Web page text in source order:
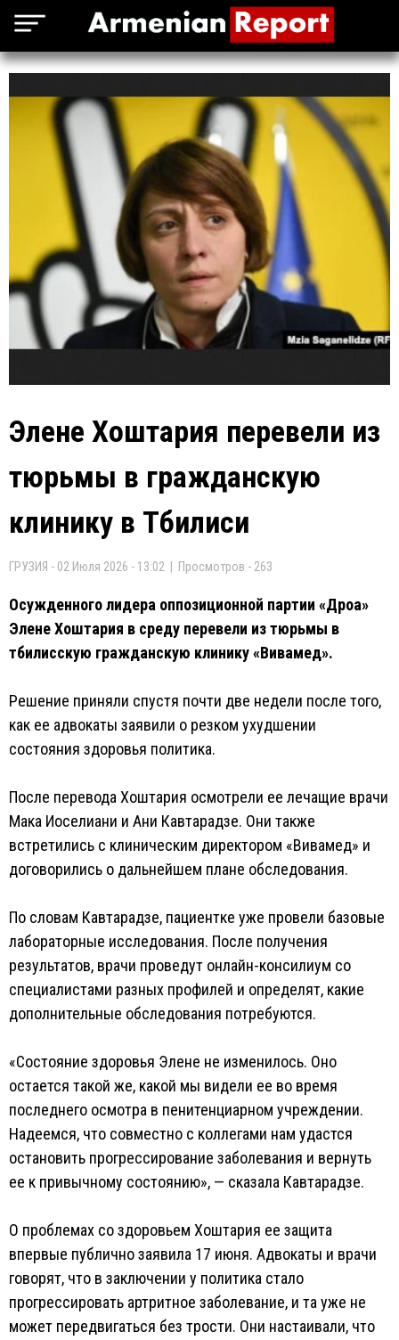
Элене Хоштария перевели из
тюрьмы в гражданскую
клинику в Тбилиси
ГРУЗИЯ - 02 Июля 2026 - 13:02 | Просмотров - 263
Осужденного лидера оппозиционной партии «Дроа»
Элене Хоштария в среду перевели из тюрьмы в
тбилисскую гражданскую клинику «Вивамед».
Решение приняли спустя почти две недели после того,
как ее адвокаты заявили о резком ухудшении
состояния здоровья политика.
После перевода Хоштария осмотрели ее лечащие врачи
Мака Иоселиани и Ани Кавтарадзе. Они также
встретились с клиническим директором «Вивамед» и
договорились о дальнейшем плане обследования.
По словам Кавтарадзе, пациентке уже провели базовые
лабораторные исследования. После получения
результатов, врачи проведут онлайн-консилиум со
специалистами разных профилей и определят, какие
дополнительные обследования потребуются.
«Состояние здоровья Элене не изменилось. Оно
остается такой же, какой мы видели ее во время
последнего осмотра в пенитенциарном учреждении.
Надеемся, что совместно с коллегами нам удастся
остановить прогрессирование заболевания и вернуть
ее к привычному состоянию», — сказала Кавтарадзе.
О проблемах со здоровьем Хоштария ее защита
впервые публично заявила 17 июня. Адвокаты и врачи
говорят, что в заключении у политика стало
прогрессировать артритное заболевание, и та уже не
может передвигаться без трости. Они настаивали, что